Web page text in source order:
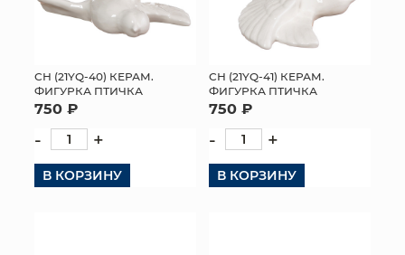
СН (21YQ-40) КЕРАМ.
ФИГУРКА ПТИЧКА
750 ₽
- +
В КОРЗИНУ
СН (21YQ-41) КЕРАМ.
ФИГУРКА ПТИЧКА
750 ₽
- +
В КОРЗИНУ